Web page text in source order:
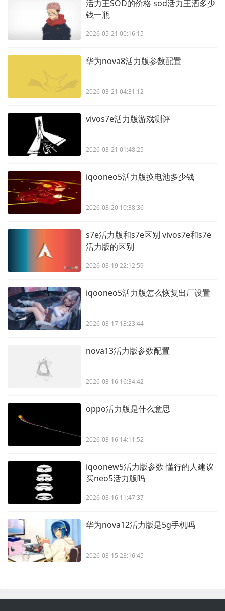
活力王SOD的价格 sod活力王酒多少
钱一瓶
2026-05-21 00:16:15
华为nova8活力版参数配置
2026-03-21 04:31:12
vivos7e活力版游戏测评
2026-03-21 01:48:25
iqooneo5活力版换电池多少钱
2026-03-20 10:38:36
s7e活力版和s7e区别 vivos7e和s7e
活力版的区别
2026-03-19 22:12:59
iqooneo5活力版怎么恢复出厂设置
2026-03-17 13:23:44
nova13活力版参数配置
2026-03-16 16:34:42
oppo活力版是什么意思
2026-03-16 14:11:52
iqoonew5活力版参数 懂行的人建议
买neo5活力版吗
2026-03-16 11:47:37
华为nova12活力版是5g手机吗
2026-03-15 23:16:45